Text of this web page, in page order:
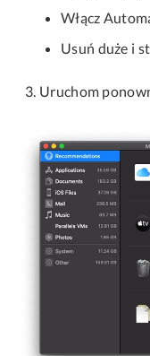
Włącz
Usuń duże i
Uruchom